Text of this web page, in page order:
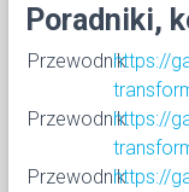
Poradniki,
Przewodnikhttps://
Przewodnikhttps://
Przewodnikhttps://